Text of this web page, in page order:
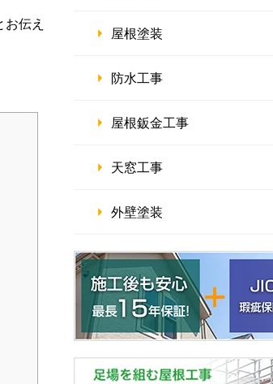
伝え
屋根塗装
防水工事
屋根鈑金工事
天窓工事
外壁塗装